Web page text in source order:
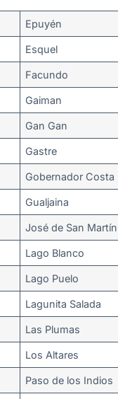
Epuyén
Esquel
Facundo
Gaiman
Gan Gan
Gastre
Gobernador Costa
Gualjaina
José de San Martín
Lago Blanco
Lago Puelo
Lagunita Salada
Las Plumas
Los Altares
Paso de los Indios